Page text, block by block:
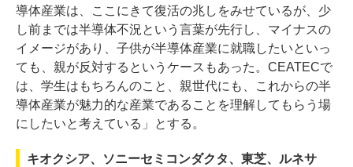
導体産業は、ここにきて復活の兆しをみせているが、少
し前までは半導体不況という言葉が先行し、マイナスの
イメージがあり、子供が半導体産業に就職したいといっ
ても、親が反対するというケースもあった。CEATECで
は、学生はもちろんのこと、親世代にも、これからの半
導体産業が魅力的な産業であることを理解してもらう場
にしたいと考えている」とする。
キオクシア、ソニーセミコンダクタ、東芝、ルネサ